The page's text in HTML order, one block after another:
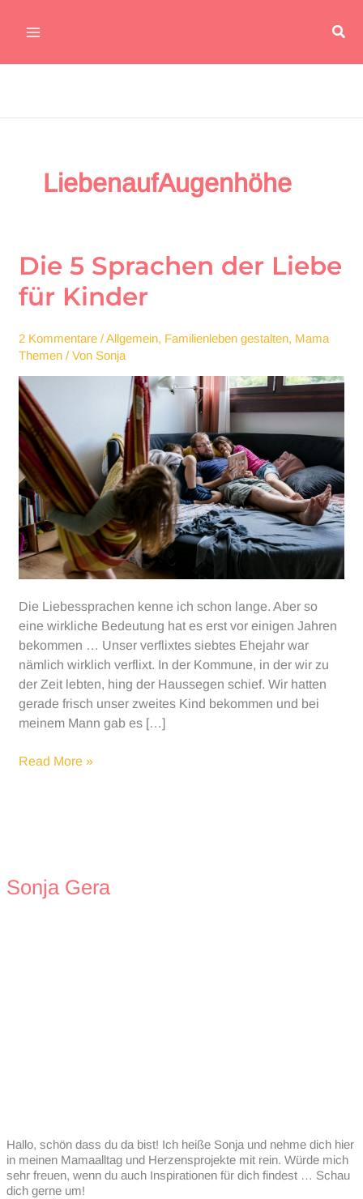
Inhalt
LiebenaufAugenhöhe
Die 5 Sprachen der Liebe
für Kinder
2 Kommentare /Allgemein, Familienleben gestalten, Mama
Themen / VonSonja
Die Liebessprachen kenne ich schon lange. Aber so
eine wirkliche Bedeutung hat es erst vor einigen Jahren
bekommen … Unser verflixtes siebtes Ehejahr war
nämlich wirklich verflixt. In der Kommune, in der wir zu
der Zeit lebten, hing der Haussegen schief. Wir hatten
gerade frisch unser zweites Kind bekommen und bei
meinem Mann gab es […]
Die
Kinder
Read More »
Sonja Gera
Hallo, schön dass du da bist! Ich heiße Sonja und nehme dich hier
in meinen Mamaalltag und Herzensprojekte mit rein. Würde mich
sehr freuen, wenn du auch Inspirationen für dich findest … Schau
dich gerne um!